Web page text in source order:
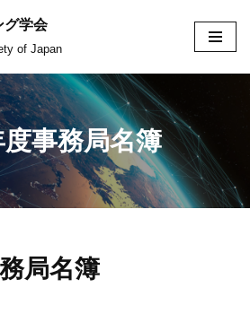
グ学会
of Japan
事務局名簿
局名簿